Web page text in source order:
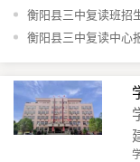
径
衡阳县三中复读班招
衡阳县三中复读中心